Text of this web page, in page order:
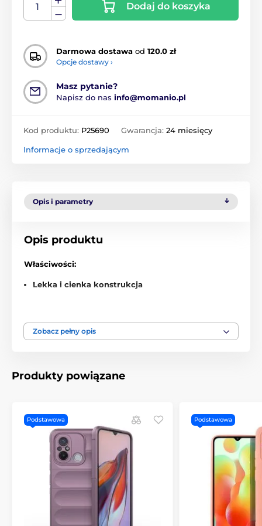
Dodaj do koszyka
Darmowa dostawa od 120.0 zł
Opcje dostawy ›
Masz pytanie?
Napisz do nas info@momanio.pl
Kod produktu: P25690 Gwarancja: 24 miesięcy
Informacje o sprzedającym
Opis i parametry
Opis produktu
Właściwości:
Lekka i cienka konstrukcja
Stylowo czyste białe wykonanie
Zobacz pełny opis
Produkty powiązane
Podstawowa Podstawowa